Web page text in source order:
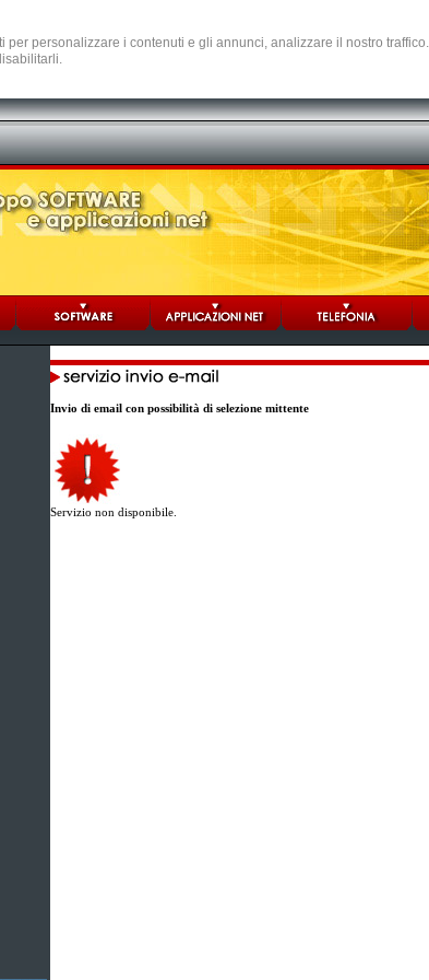
personalizzare i contenuti e gli annunci, analizzare il nostro
Invio di email con possibilità di selezione mittente
Servizio non disponibile.